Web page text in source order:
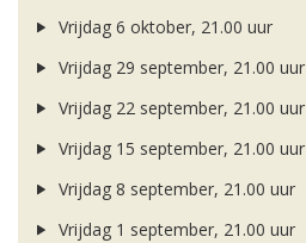
Vrijdag 6 oktober, 21.00 uur
Vrijdag 29 september, 21.00 uur
Vrijdag 22 september, 21.00 uur
Vrijdag 15 september, 21.00 uur
Vrijdag 8 september, 21.00 uur
Vrijdag 1 september, 21.00 uur